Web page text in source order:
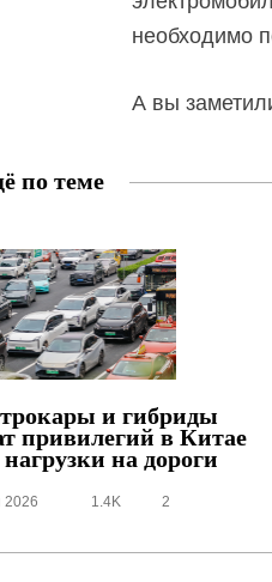
необходимо
А вы
по теме
и гибриды
привилегий в Китае
нагрузки на дороги
2026 1.4K 2